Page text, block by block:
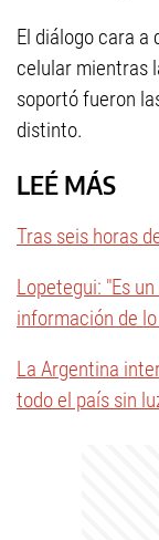
El diálogo cara a
celular mientras
soportó fueron
distinto.
LEÉ MÁS
Tras seis horas
Lopetegui: "Es
información de
La Argentina
todo el país sin